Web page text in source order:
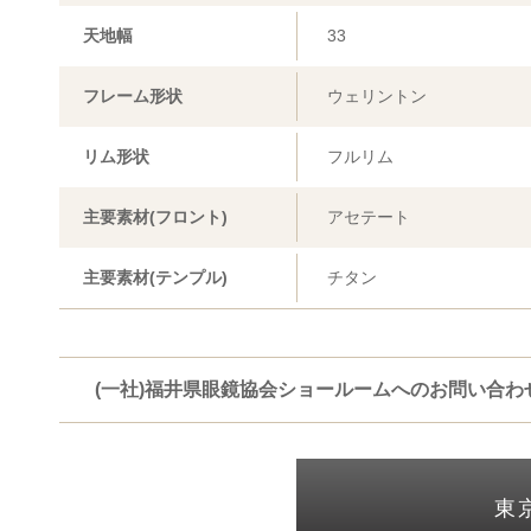
天地幅 33
フレーム形状 ウェリントン
リム形状 フルリム
主要素材(フロント) アセテート
主要素材(テンプル) チタン
(一社)福井県眼鏡協会ショールームへのお問い合わ
東